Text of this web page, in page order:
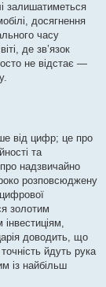
залишатиметься
досягнення
часу
де зв’язок
не відстає —
від цифр; це про
та
надзвичайно
розповсюджену
золотим
доводить, що
йдуть рука
із найбільш